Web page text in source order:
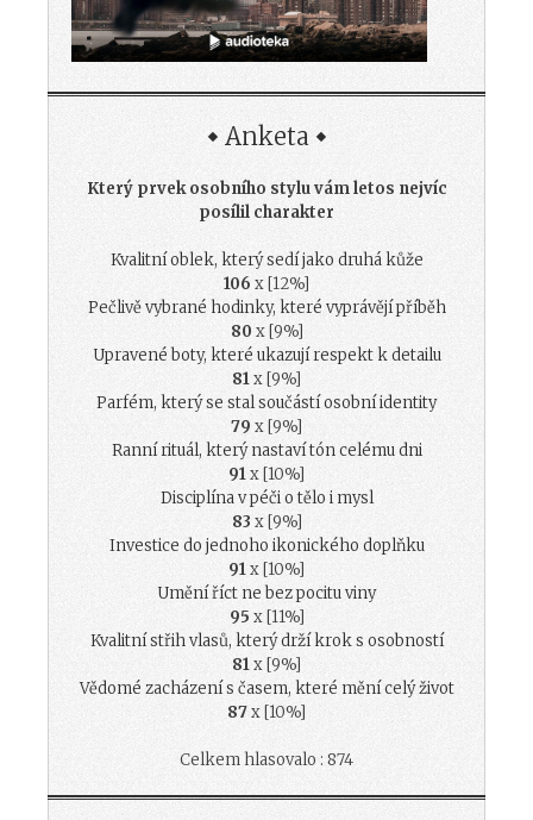
Anketa
Který prvek osobního stylu vám letos nejvíc
posílil charakter
Kvalitní oblek, který sedí jako druhá kůže
106 x [12%]
Pečlivě vybrané hodinky, které vyprávějí příběh
80 x [9%]
Upravené boty, které ukazují respekt k detailu
81x [9%]
Parfém, který se stal součástí osobní identity
79 x [9%]
Ranní rituál, který nastaví tón celému dni
91x [10%]
Disciplína v péči o tělo i mysl
83 x [9%]
Investice do jednoho ikonického doplňku
91x [10%]
Umění říct ne bez pocitu viny
95 x [11%]
Kvalitní střih vlasů, který drží krok s osobností
81x [9%]
Vědomé zacházení s časem, které mění celý život
87x [10%]
Celkem hlasovalo : 874